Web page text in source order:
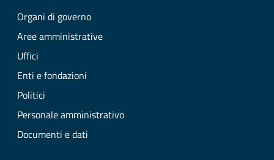
Organi di governo
Aree amministrative
Uffici
Enti e fondazioni
Politici
Personale amministrativo
Documenti e dati